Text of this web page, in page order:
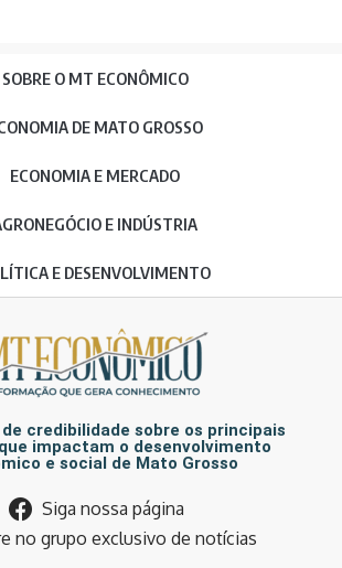
SOBRE O MT ECONÔMICO
DE MATO GROSSO
ECONOMIA E MERCADO
E INDÚSTRIA
E DESENVOLVIMENTO
credibilidade sobre os principais
impactam o desenvolvimento
e social de Mato Grosso
Siga nossa página
no grupo exclusivo de notícias